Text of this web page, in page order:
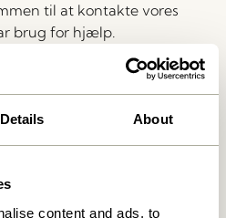
Details About
content and ads, to
til at kontakte vores
brug for hjælp.